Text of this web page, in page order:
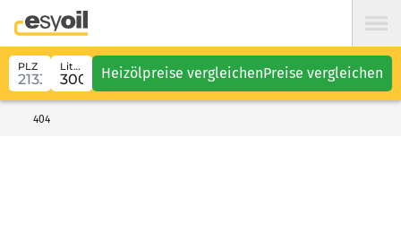
PLZ Liter Heizölpreise vergleichenPreise vergleichen
404